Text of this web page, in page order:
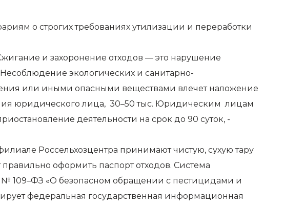
о строгих требованиях утилизации и переработки
и захоронение отходов — это нарушение
экологических и санитарно-
или иными опасными веществами влечет наложение
юридического лица, 30–50 тыс. Юридическим лицам
деятельности на срок до 90 суток, -
Россельхозцентра принимают чистую, сухую тару
оформить паспорт отходов. Система
№ 109–ФЗ «О безопасном обращении с пестицидами и
федеральная государственная информационная